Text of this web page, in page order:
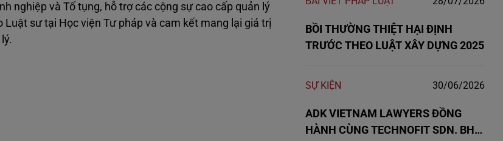
nghiệp và Tố tụng, hỗ trợ các cộng sự cao cấp quản lý
sư tại Học viện Tư pháp và cam kết mang lại giá trị
BỒI THƯỜNG THIỆT HẠI ĐỊNH
TRƯỚC THEO LUẬT XÂY DỰNG 2025
SỰ KIỆN 30/06/2026
ADK VIETNAM LAWYERS ĐỒNG
HÀNH CÙNG TECHNOFIT SDN. BHD.